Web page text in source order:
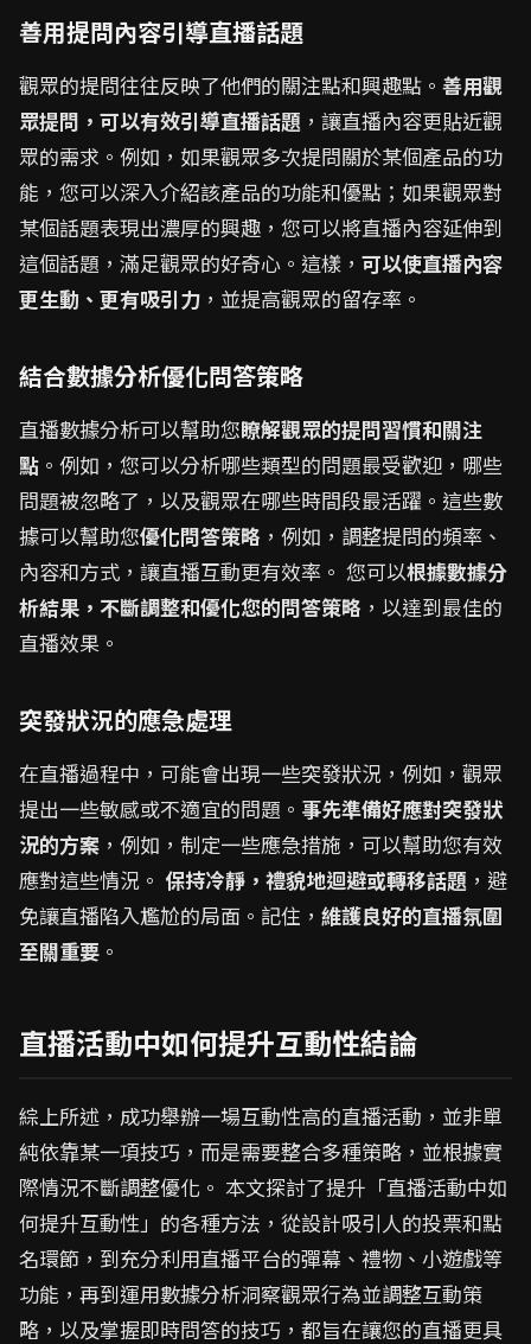
善用提問內容引導直播話題
觀眾的提問往往反映了他們的關注點和興趣點。 善用觀
眾提問，可以有效引導直播話題 ，讓直播內容更貼近觀
眾的需求。例如，如果觀眾多次提問關於某個產品的功
能，您可以深入介紹該產品的功能和優點；如果觀眾對
某個話題表現出濃厚的興趣，您可以將直播內容延伸到
這個話題，滿足觀眾的好奇心。這樣， 可以使直播內容
更生動、更有吸引力 ，並提高觀眾的留存率。
結合數據分析優化問答策略
直播數據分析可以幫助您瞭解觀眾的提問習慣和關注
點 。例如，您可以分析哪些類型的問題最受歡迎，哪些
問題被忽略了，以及觀眾在哪些時間段最活躍。這些數
據可以幫助您優化問答策略 ，例如，調整提問的頻率、
內容和方式，讓直播互動更有效率。 您可以根據數據分
析結果，不斷調整和優化您的問答策略 ，以達到最佳的
直播效果。
突發狀況的應急處理
在直播過程中，可能會出現一些突發狀況，例如，觀眾
提出一些敏感或不適宜的問題。 事先準備好應對突發狀
況的方案 ，例如，制定一些應急措施，可以幫助您有效
應對這些情況。 保持冷靜，禮貌地迴避或轉移話題 ，避
免讓直播陷入尷尬的局面。記住， 維護良好的直播氛圍
至關重要 。
直播活動中如何提升互動性結論
綜上所述，成功舉辦一場互動性高的直播活動，並非單
純依靠某一項技巧，而是需要整合多種策略，並根據實
際情況不斷調整優化。 本文探討了提升「直播活動中如
何提升互動性」的各種方法，從設計吸引人的投票和點
名環節，到充分利用直播平台的彈幕、禮物、小遊戲等
功能，再到運用數據分析洞察觀眾行為並調整互動策
略，以及掌握即時問答的技巧，都旨在讓您的直播更具